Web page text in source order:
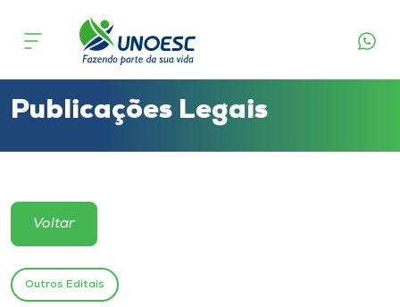
Cursos
Atendimento ao Estudante
Portal de Ensino
Publicações Legais
Voltar
Outros Editais